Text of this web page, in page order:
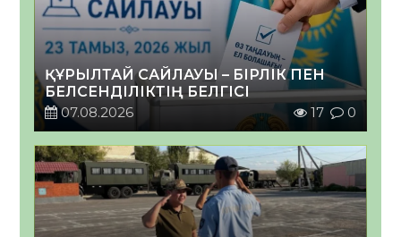
ҚҰРЫЛТАЙ САЙЛАУЫ – БІРЛІК ПЕН
БЕЛСЕНДІЛІКТІҢ БЕЛГІСІ
07.08.2026
17 0